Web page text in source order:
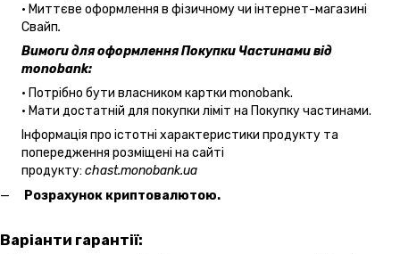
• Миттєве оформлення в фізичному чи інтернет-магазині
Cвайп.
Вимоги для оформлення Покупки Частинами від
monobank:
• Потрібно бути власником картки monobank.
• Мати достатній для покупки ліміт на Покупку частинами.
Інформація про істотні характеристики продукту та
попередження розміщені на сайті
продукту: chast.monobank.ua
Розрахунок криптовалютою.
Варіанти гарантії: